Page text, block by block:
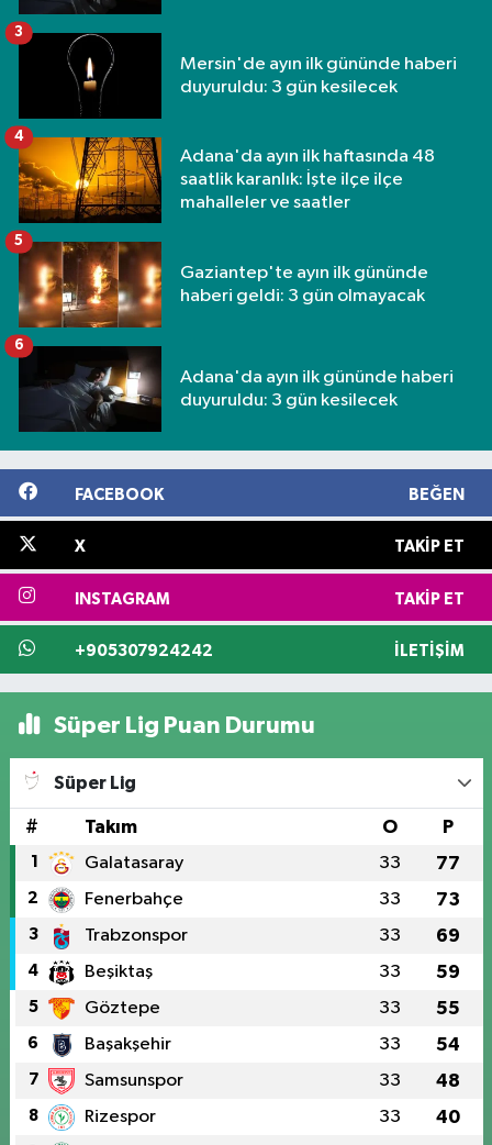
Mersin'de ayın ilk gününde haberi
duyuruldu: 3 gün kesilecek
3
Adana'da ayın ilk haftasında 48
saatlik karanlık: İşte ilçe ilçe
mahalleler ve saatler
4
Gaziantep'te ayın ilk gününde
haberi geldi: 3 gün olmayacak
5
Adana'da ayın ilk gününde haberi
duyuruldu: 3 gün kesilecek
6
FACEBOOK BEĞEN
X TAKIP ET
INSTAGRAM TAKIP ET
+905307924242 İLETIŞIM
Süper Lig Puan Durumu
Süper Lig
# Takım O P
1 Galatasaray 33 77
2 Fenerbahçe 33 73
3 Trabzonspor 33 69
4 Beşiktaş 33 59
5 Göztepe 33 55
6 Başakşehir 33 54
7 Samsunspor 33 48
8 Rizespor 33 40